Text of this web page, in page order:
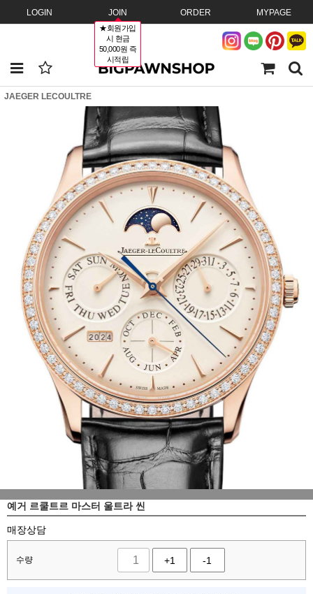
LOGIN JOIN
★회원가입
시 현금
50,000원 즉
시적립
ORDER MYPAGE
JAEGER LECOULTRE
예거 르쿨트르 마스터 울트라 씬
매장상담
수량 +1 -1